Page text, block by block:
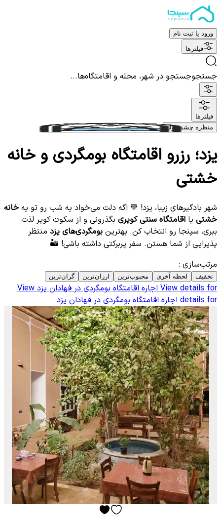
ورود یا ثبت نام
فیلترها
جستجوجستجو در شهر، محله و اقامتگاه‌ها...
فیلترها
منظره چشم نواز
یزد؛ رزرو اقامتگاه بومگردی و خانه
خشتی
شهر بادگیرهای زیبا، یزد! 🧡 اگه دلت می‌خواد یه شب رو تو یه خانه
خشتی یا اقامتگاه سنتی کویری بگذرونی و از سکوت کویر لذت
ببری، سپنجا رو انتخاب کن. بهترین بومگردی‌های یزد منتظر
پذیرایی از شما هستن. سفر پربرکتی داشته باشی! 🏜️
مرتب‌سازی :
تخفیف لحظه آخری محبوب‌ترین ارزان‌ترین گران‌ترین
View details for اجاره اقامتگاه بومگردی در فهادان یزدView
details for اجاره اقامتگاه بومگردی در فهادان یزد